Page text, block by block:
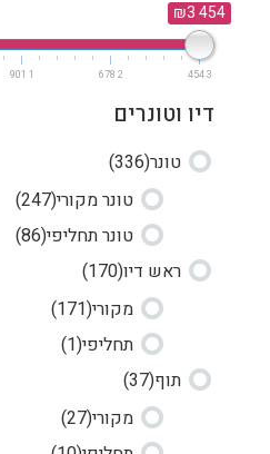
₪3 454
1 901 2 678 3 454
דיו וטונרים
טונר(336)
טונר מקורי(247)
טונר תחליפי(86)
ראש דיו(170)
מקורי(171)
תחליפי(1)
תוף(37)
מקורי(27)